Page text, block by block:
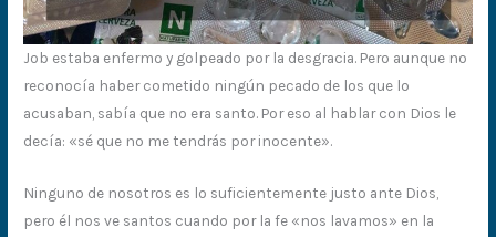
Job estaba enfermo y golpeado por la desgracia. Pero aunque no
reconocía haber cometido ningún pecado de los que lo
acusaban, sabía que no era santo. Por eso al hablar con Dios le
decía: «sé que no me tendrás por inocente».
Ninguno de nosotros es lo suficientemente justo ante Dios,
pero él nos ve santos cuando por la fe «nos lavamos» en la